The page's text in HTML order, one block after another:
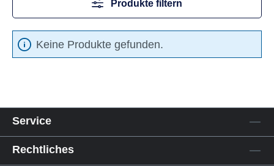
Produkte filtern
Keine Produkte gefunden.
Service
Rechtliches